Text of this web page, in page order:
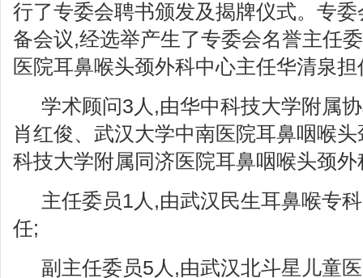
行了专委会聘书颁发及揭牌仪式。专
备会议,经选举产生了专委会名誉主任
医院耳鼻喉头颈外科中心主任华清泉担
学术顾问3人,由华中科技大学附属
肖红俊、武汉⼤学中南医院⽿⿐咽喉
科技⼤学附属同济医院⽿⿐咽喉头颈
主任委员1人,由武汉民生耳鼻喉专
任;
副主任委员5人,由武汉北斗星儿童